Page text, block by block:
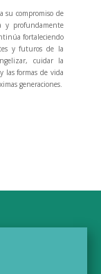
su compromiso de
y profundamente
fortaleciendo
y futuros de la
cuidar la
las formas de vida
generaciones.